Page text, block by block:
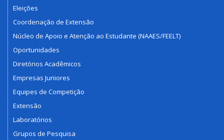
Eleições
Coordenação de Extensão
Núcleo de Apoio e Atenção ao Estudante (NAAES/FEELT)
Oportunidades
Diretórios Acadêmicos
Empresas Juniores
Equipes de Competição
Extensão
Laboratórios
Grupos de Pesquisa